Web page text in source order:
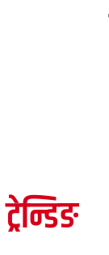
ट्रेन्डिङ